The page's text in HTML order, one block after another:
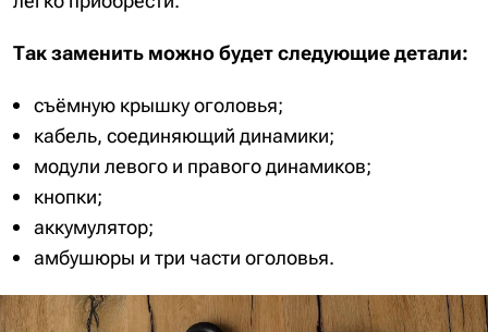
Так заменить можно будет следующие детали:
съёмную крышку оголовья;
кабель, соединяющий динамики;
модули левого и правого динамиков;
кнопки;
аккумулятор;
амбушюры и три части оголовья.